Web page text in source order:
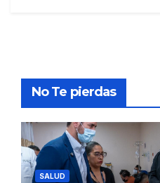
No Te pierdas
SALUD